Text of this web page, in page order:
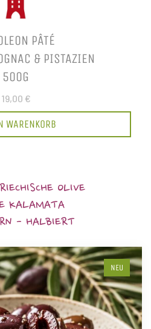
PÂTÉ
& PISTAZIEN
500G
19,00 €
WARENKORB
OLIVE
KALAMATA
- HALBIERT
NEU